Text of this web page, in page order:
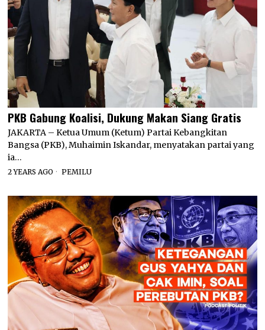
PKB Gabung Koalisi, Dukung Makan Siang Gratis
JAKARTA – Ketua Umum (Ketum) Partai Kebangkitan
Bangsa (PKB), Muhaimin Iskandar, menyatakan partai yang
ia…
2 YEARS AGO PEMILU